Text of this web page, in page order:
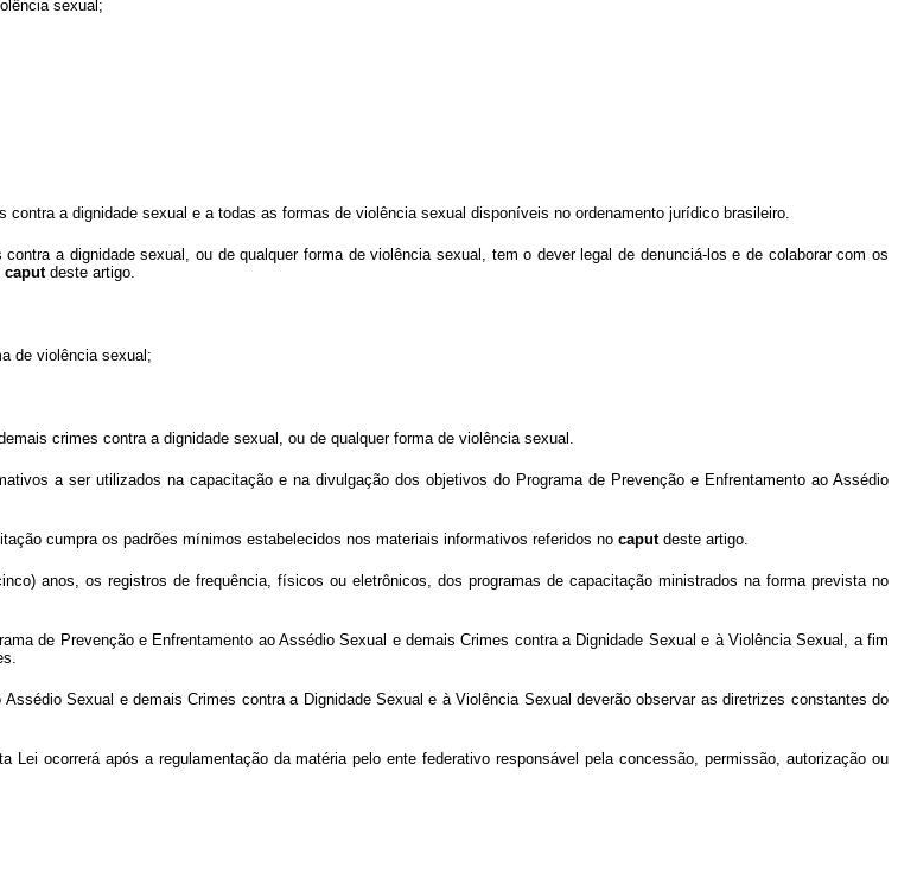
sexual;
a dignidade sexual e a todas as formas de violência sexual disponíveis no ordenamento jurídico brasileiro.
a dignidade sexual, ou de qualquer forma de violência sexual, tem o dever legal de denunciá-los e de colaborar com os
caputdeste artigo.
de violência sexual;
crimes contra a dignidade sexual, ou de qualquer forma de violência sexual.
a ser utilizados na capacitação e na divulgação dos objetivos do Programa de Prevenção e Enfrentamento ao Assédio
cumpra os padrões mínimos estabelecidos nos materiais informativos referidos no caputdeste artigo.
anos, os registros de frequência, físicos ou eletrônicos, dos programas de capacitação ministrados na forma prevista no
de Prevenção e Enfrentamento ao Assédio Sexual e demais Crimes contra a Dignidade Sexual e à Violência Sexual, a fim
Sexual e demais Crimes contra a Dignidade Sexual e à Violência Sexual deverão observar as diretrizes constantes do
ocorrerá após a regulamentação da matéria pelo ente federativo responsável pela concessão, permissão, autorização ou